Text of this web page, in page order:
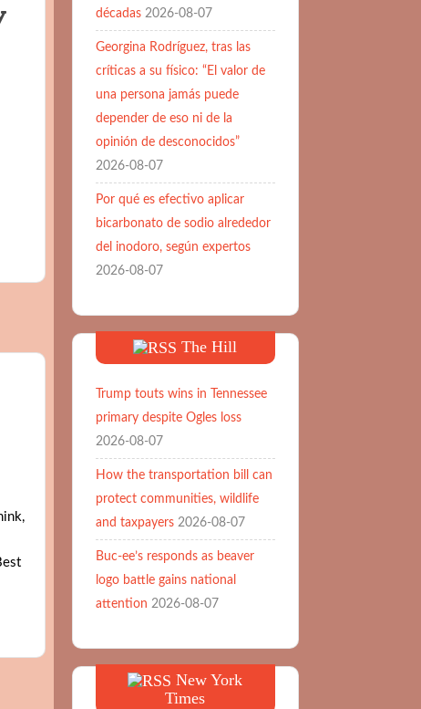
décadas 2026-08-07
Georgina Rodríguez, tras las
críticas a su físico: “El valor de
una persona jamás puede
depender de eso ni de la
opinión de desconocidos”
2026-08-07
Por qué es efectivo aplicar
bicarbonato de sodio alrededor
del inodoro, según expertos
2026-08-07
The Hill
Trump touts wins in Tennessee
primary despite Ogles loss
2026-08-07
How the transportation bill can
protect communities, wildlife
and taxpayers 2026-08-07
Buc-ee’s responds as beaver
logo battle gains national
attention 2026-08-07
New York
Times